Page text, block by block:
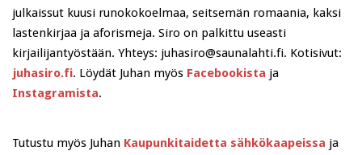
julkaissut kuusi runokokoelmaa, seitsemän romaania, kaksi
lastenkirjaa ja aforismeja. Siro on palkittu useasti
kirjailijantyöstään. Yhteys: juhasiro@saunalahti.fi. Kotisivut:
juhasiro.fi. Löydät Juhan myös Facebookista ja
Instagramista.
Tutustu myös Juhan Kaupunkitaidetta sähkökaapeissa ja